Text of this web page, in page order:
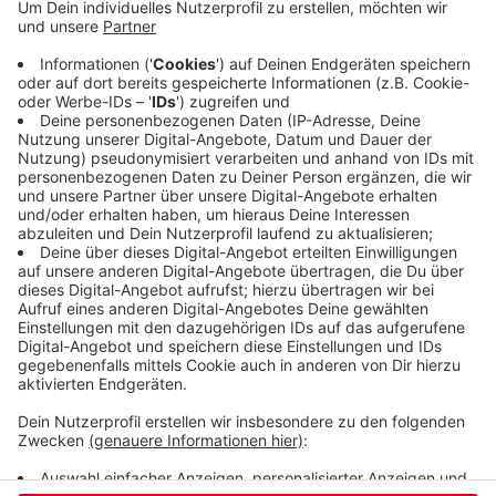
Integrationsgesellschaft Wichernhaus sind das
außergewöhnlich viele. Die Vermittlungsquote für
Langzeitarbeitslose liege bundesweit nur bei zehn
Prozent. Die Langzeitarbeitslosen - darunter
sogenannten Ein-Euro-Fünfzig-Jobber - halten die
Trasse sauber, machen kleinere Reparaturen und
schneiden Bäume oder Sträucher.
Veröffentlicht:Freitag, 04.12.2020 14:36
Anzeige
Anzeige